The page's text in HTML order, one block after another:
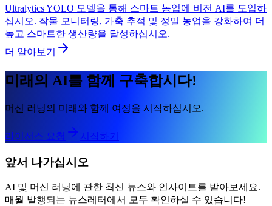
Ultralytics YOLO 모델을 통해 스마트 농업에 비전 AI를 도입하
십시오. 작물 모니터링, 가축 추적 및 정밀 농업을 강화하여 더
높고 스마트한 생산량을 달성하십시오.
더 알아보기
미래의 AI를 함께 구축합시다!
머신 러닝의 미래와 함께 여정을 시작하십시오.
라이선스 요청 시작하기
앞서 나가십시오
AI 및 머신 러닝에 관한 최신 뉴스와 인사이트를 받아보세요.
매월 발행되는 뉴스레터에서 모두 확인하실 수 있습니다!